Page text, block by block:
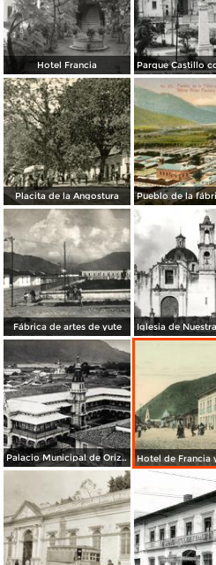
Hotel Francia
Placita de la Angostura
Fábrica de artes de yute
Palacio Municipal de Orizaba